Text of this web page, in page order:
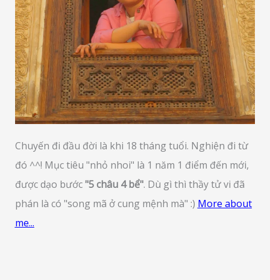
Chuyến đi đầu đời là khi 18 tháng tuổi. Nghiện đi từ
đó ^^! Mục tiêu "nhỏ nhoi" là 1 năm 1 điểm đến mới,
được dạo bước"5 châu 4 bể". Dù gì thì thầy tử vi đã
phán là có "song mã ở cung mệnh mà" :) More about
me...